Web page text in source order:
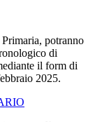
potranno
di
il form di
2025.